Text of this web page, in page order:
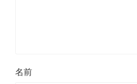
名前